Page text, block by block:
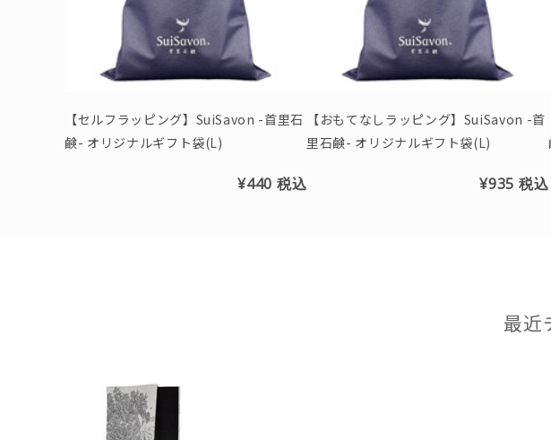
【セルフラッピング】SuiSavon -首里石
鹸- オリジナルギフト袋(L)
¥440税込
【おもてなしラッピング】SuiSavon -首
里石鹸- オリジナルギフト袋(L)
¥935税込
最近